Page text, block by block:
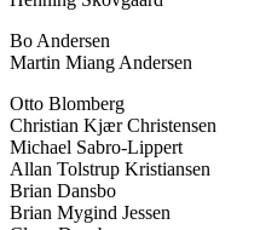
Bo Andersen
Martin Miang Andersen
Otto Blomberg
Christian Kjær Christensen
Michael Sabro-Lippert
Allan Tolstrup Kristiansen
Brian Dansbo
Brian Mygind Jessen